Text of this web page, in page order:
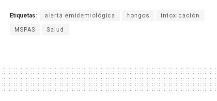
Etiquetas: alerta emidemiológica hongos intoxicación
MSPAS Salud